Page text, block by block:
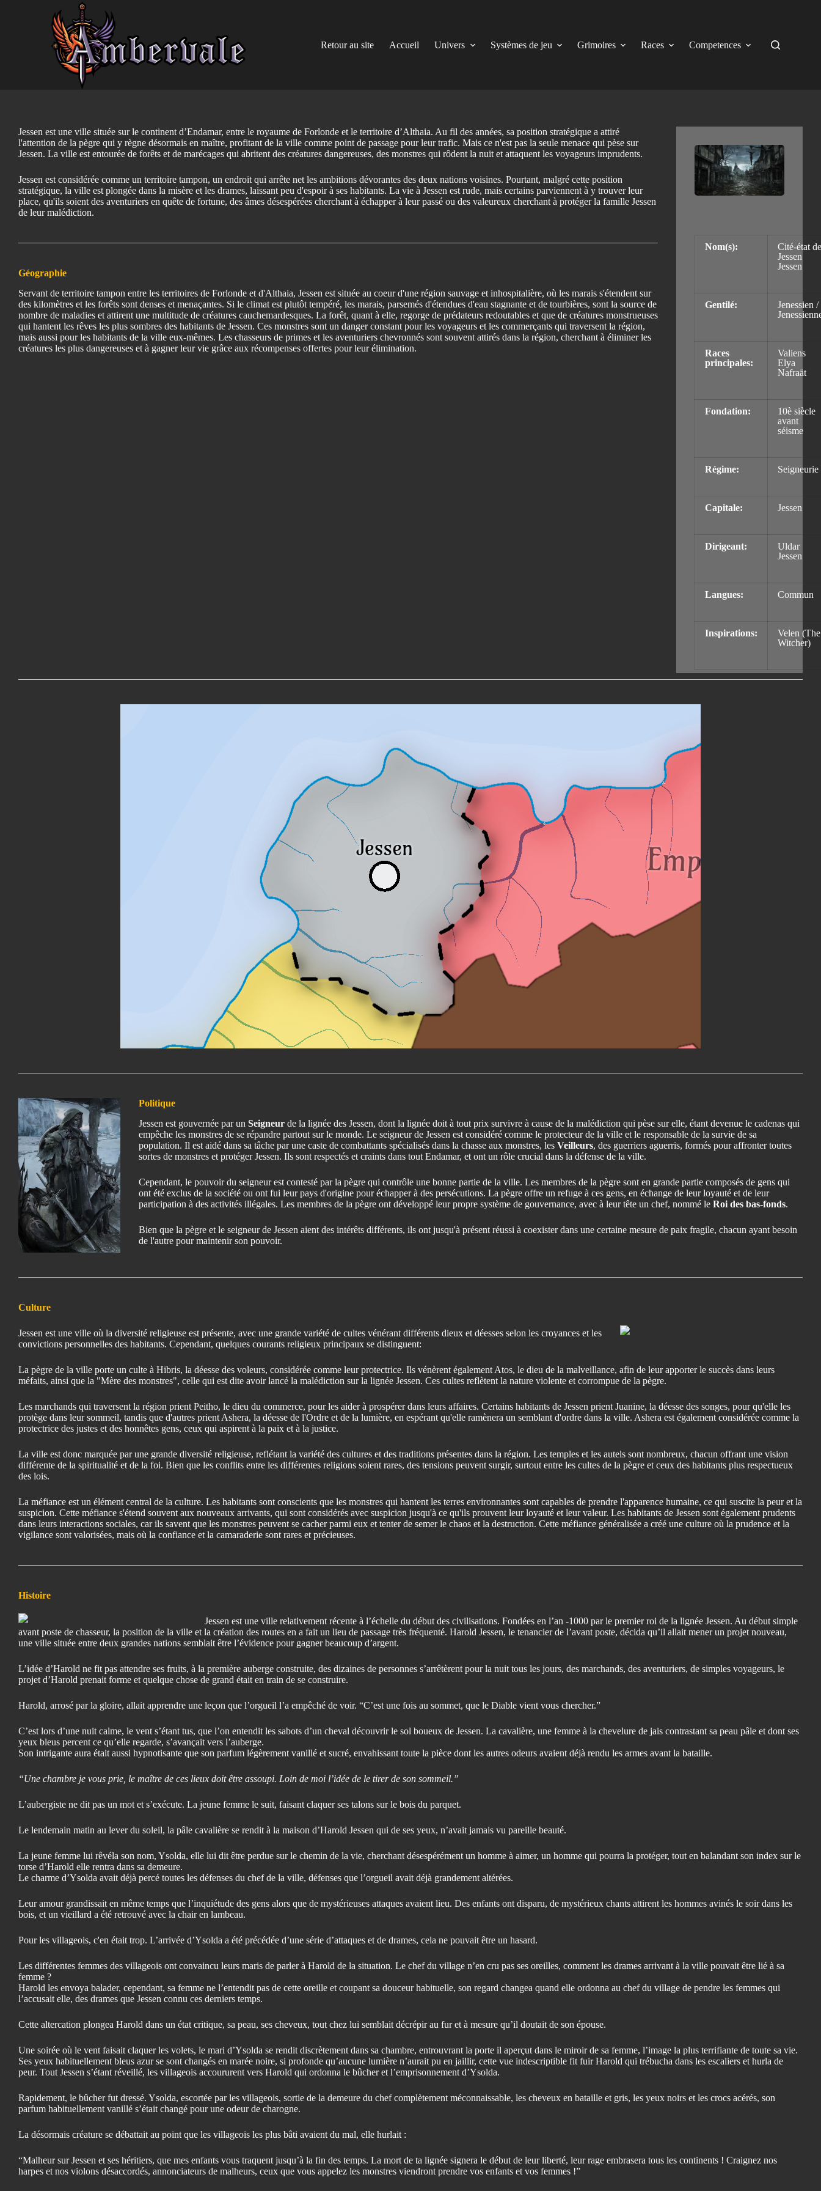
Retour au site Accueil Univers Systèmes de jeu Grimoires Races Competences
Jessen est une ville située sur le continent d’Endamar, entre le royaume de Forlonde et le territoire d’Althaia. Au fil des années, sa position stratégique a attiré
l'attention de la pègre qui y règne désormais en maître, profitant de la ville comme point de passage pour leur trafic. Mais ce n'est pas la seule menace qui pèse sur
Jessen. La ville est entourée de forêts et de marécages qui abritent des créatures dangereuses, des monstres qui rôdent la nuit et attaquent les voyageurs imprudents.
Jessen est considérée comme un territoire tampon, un endroit qui arrête net les ambitions dévorantes des deux nations voisines. Pourtant, malgré cette position
stratégique, la ville est plongée dans la misère et les drames, laissant peu d'espoir à ses habitants. La vie à Jessen est rude, mais certains parviennent à y trouver leur
place, qu'ils soient des aventuriers en quête de fortune, des âmes désespérées cherchant à échapper à leur passé ou des valeureux cherchant à protéger la famille Jessen
de leur malédiction.
Géographie
Servant de territoire tampon entre les territoires de Forlonde et d'Althaia, Jessen est située au coeur d'une région sauvage et inhospitalière, où les marais s'étendent sur
des kilomètres et les forêts sont denses et menaçantes. Si le climat est plutôt tempéré, les marais, parsemés d'étendues d'eau stagnante et de tourbières, sont la source de
nombre de maladies et attirent une multitude de créatures cauchemardesques. La forêt, quant à elle, regorge de prédateurs redoutables et que de créatures monstrueuses
qui hantent les rêves les plus sombres des habitants de Jessen. Ces monstres sont un danger constant pour les voyageurs et les commerçants qui traversent la région,
mais aussi pour les habitants de la ville eux-mêmes. Les chasseurs de primes et les aventuriers chevronnés sont souvent attirés dans la région, cherchant à éliminer les
créatures les plus dangereuses et à gagner leur vie grâce aux récompenses offertes pour leur élimination.
Nom(s):
Cité-état
Jessen
Jessen
Gentilé:
Jenessien /
Races
principales:
Valiens
Elya
Nafraät
Fondation:
10è siècle
avant
séisme
Régime: Seigneurie
Capitale: Jessen
Dirigeant:
Uldar
Jessen
Langues: Commun
Inspirations:
Velen (The
Witcher)
Politique
Jessen est gouvernée par unSeigneur de la lignée des Jessen, dont la lignée doit à tout prix survivre à cause de la malédiction qui pèse sur elle, étant devenue le cadenas qui
empêche les monstres de se répandre partout sur le monde. Le seigneur de Jessen est considéré comme le protecteur de la ville et le responsable de la survie de sa
population. Il est aidé dans sa tâche par une caste de combattants spécialisés dans la chasse aux monstres, lesVeilleurs, des guerriers aguerris, formés pour affronter toutes
sortes de monstres et protéger Jessen. Ils sont respectés et craints dans tout Endamar, et ont un rôle crucial dans la défense de la ville.
Cependant, le pouvoir du seigneur est contesté par la pègre qui contrôle une bonne partie de la ville. Les membres de la pègre sont en grande partie composés de gens qui
ont été exclus de la société ou ont fui leur pays d'origine pour échapper à des persécutions. La pègre offre un refuge à ces gens, en échange de leur loyauté et de leur
participation à des activités illégales. Les membres de la pègre ont développé leur propre système de gouvernance, avec à leur tête un chef, nommé leRoi des bas-fonds.
Bien que la pègre et le seigneur de Jessen aient des intérêts différents, ils ont jusqu'à présent réussi à coexister dans une certaine mesure de paix fragile, chacun ayant besoin
de l'autre pour maintenir son pouvoir.
Culture
Jessen est une ville où la diversité religieuse est présente, avec une grande variété de cultes vénérant différents dieux et déesses selon les croyances et les
convictions personnelles des habitants. Cependant, quelques courants religieux principaux se distinguent:
La pègre de la ville porte un culte à Hibris, la déesse des voleurs, considérée comme leur protectrice. Ils vénèrent également Atos, le dieu de la malveillance, afin de leur apporter le succès dans leurs
méfaits, ainsi que la "Mère des monstres", celle qui est dite avoir lancé la malédiction sur la lignée Jessen. Ces cultes reflètent la nature violente et corrompue de la pègre.
Les marchands qui traversent la région prient Peitho, le dieu du commerce, pour les aider à prospérer dans leurs affaires. Certains habitants de Jessen prient Juanine, la déesse des songes, pour qu'elle les
protège dans leur sommeil, tandis que d'autres prient Ashera, la déesse de l'Ordre et de la lumière, en espérant qu'elle ramènera un semblant d'ordre dans la ville. Ashera est également considérée comme la
protectrice des justes et des honnêtes gens, ceux qui aspirent à la paix et à la justice.
La ville est donc marquée par une grande diversité religieuse, reflétant la variété des cultures et des traditions présentes dans la région. Les temples et les autels sont nombreux, chacun offrant une vision
différente de la spiritualité et de la foi. Bien que les conflits entre les différentes religions soient rares, des tensions peuvent surgir, surtout entre les cultes de la pègre et ceux des habitants plus respectueux
des lois.
La méfiance est un élément central de la culture. Les habitants sont conscients que les monstres qui hantent les terres environnantes sont capables de prendre l'apparence humaine, ce qui suscite la peur et la
suspicion. Cette méfiance s'étend souvent aux nouveaux arrivants, qui sont considérés avec suspicion jusqu'à ce qu'ils prouvent leur loyauté et leur valeur. Les habitants de Jessen sont également prudents
dans leurs interactions sociales, car ils savent que les monstres peuvent se cacher parmi eux et tenter de semer le chaos et la destruction. Cette méfiance généralisée a créé une culture où la prudence et la
vigilance sont valorisées, mais où la confiance et la camaraderie sont rares et précieuses.
Histoire
Jessen est une ville relativement récente à l’échelle du début des civilisations. Fondées en l’an -1000 par le premier roi de la lignée Jessen. Au début simple
avant poste de chasseur, la position de la ville et la création des routes en a fait un lieu de passage très fréquenté. Harold Jessen, le tenancier de l’avant poste, décida qu’il allait mener un projet nouveau,
une ville située entre deux grandes nations semblait être l’évidence pour gagner beaucoup d’argent.
L’idée d’Harold ne fit pas attendre ses fruits, à la première auberge construite, des dizaines de personnes s’arrêtèrent pour la nuit tous les jours, des marchands, des aventuriers, de simples voyageurs, le
projet d’Harold prenait forme et quelque chose de grand était en train de se construire.
Harold, arrosé par la gloire, allait apprendre une leçon que l’orgueil l’a empêché de voir. “C’est une fois au sommet, que le Diable vient vous chercher.”
C’est lors d’une nuit calme, le vent s’étant tus, que l’on entendit les sabots d’un cheval découvrir le sol boueux de Jessen. La cavalière, une femme à la chevelure de jais contrastant sa peau pâle et dont ses
yeux bleus percent ce qu’elle regarde, s’avançait vers l’auberge.
Son intrigante aura était aussi hypnotisante que son parfum légèrement vanillé et sucré, envahissant toute la pièce dont les autres odeurs avaient déjà rendu les armes avant la bataille.
“Une chambre je vous prie, le maître de ces lieux doit être assoupi. Loin de moi l’idée de le tirer de son sommeil.”
L’aubergiste ne dit pas un mot et s’exécute. La jeune femme le suit, faisant claquer ses talons sur le bois du parquet.
Le lendemain matin au lever du soleil, la pâle cavalière se rendit à la maison d’Harold Jessen qui de ses yeux, n’avait jamais vu pareille beauté.
La jeune femme lui rêvéla son nom, Ysolda, elle lui dit être perdue sur le chemin de la vie, cherchant désespérément un homme à aimer, un homme qui pourra la protéger, tout en balandant son index sur le
torse d’Harold elle rentra dans sa demeure.
Le charme d’Ysolda avait déjà percé toutes les défenses du chef de la ville, défenses que l’orgueil avait déjà grandement altérées.
Leur amour grandissait en même temps que l’inquiétude des gens alors que de mystérieuses attaques avaient lieu. Des enfants ont disparu, de mystérieux chants attirent les hommes avinés le soir dans les
bois, et un vieillard a été retrouvé avec la chair en lambeau.
Pour les villageois, c'en était trop. L’arrivée d’Ysolda a été précédée d’une série d’attaques et de drames, cela ne pouvait être un hasard.
Les différentes femmes des villageois ont convaincu leurs maris de parler à Harold de la situation. Le chef du village n’en cru pas ses oreilles, comment les drames arrivant à la ville pouvait être lié à sa
femme ?
Harold les envoya balader, cependant, sa femme ne l’entendit pas de cette oreille et coupant sa douceur habituelle, son regard changea quand elle ordonna au chef du village de pendre les femmes qui
l’accusait elle, des drames que Jessen connu ces derniers temps.
Cette altercation plongea Harold dans un état critique, sa peau, ses cheveux, tout chez lui semblait décrépir au fur et à mesure qu’il doutait de son épouse.
Une soirée où le vent faisait claquer les volets, le mari d’Ysolda se rendit discrètement dans sa chambre, entrouvrant la porte il aperçut dans le miroir de sa femme, l’image la plus terrifiante de toute sa vie.
Ses yeux habituellement bleus azur se sont changés en marée noire, si profonde qu’aucune lumière n’aurait pu en jaillir, cette vue indescriptible fit fuir Harold qui trébucha dans les escaliers et hurla de
peur. Tout Jessen s’étant réveillé, les villageois accoururent vers Harold qui ordonna le bûcher et l’emprisonnement d’Ysolda.
Rapidement, le bûcher fut dressé. Ysolda, escortée par les villageois, sortie de la demeure du chef complètement méconnaissable, les cheveux en bataille et gris, les yeux noirs et les crocs acérés, son
parfum habituellement vanillé s’était changé pour une odeur de charogne.
La désormais créature se débattait au point que les villageois les plus bâti avaient du mal, elle hurlait :
“Malheur sur Jessen et ses héritiers, que mes enfants vous traquent jusqu’à la fin des temps. La mort de ta lignée signera le début de leur liberté, leur rage embrasera tous les continents ! Craignez nos
harpes et nos violons désaccordés, annonciateurs de malheurs, ceux que vous appelez les monstres viendront prendre vos enfants et vos femmes !”